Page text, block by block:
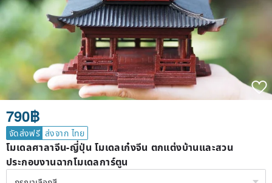
790฿
จัดส่งฟรี ส่งจาก ไทย
โมเดลศาลาจีน-ญี่ปุ่น โมเดลเก๋งจีน ตกแต่งบ้านและสวน
ประกอบงานฉากโมเดลการ์ตูน